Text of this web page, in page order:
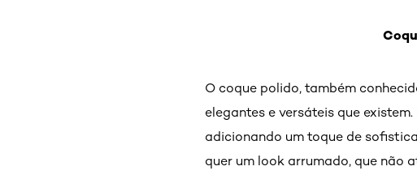
O coque polido, também
elegantes e versáteis que
adicionando um toque de
quer um look arrumado, que não